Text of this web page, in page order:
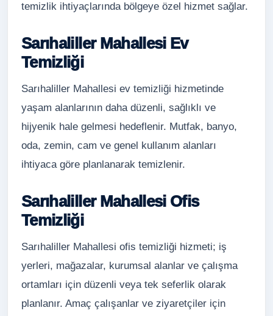
temizlik ihtiyaçlarında bölgeye özel hizmet sağlar.
Sarıhaliller Mahallesi Ev
Temizliği
Sarıhaliller Mahallesi ev temizliği hizmetinde
yaşam alanlarının daha düzenli, sağlıklı ve
hijyenik hale gelmesi hedeflenir. Mutfak, banyo,
oda, zemin, cam ve genel kullanım alanları
ihtiyaca göre planlanarak temizlenir.
Sarıhaliller Mahallesi Ofis
Temizliği
Sarıhaliller Mahallesi ofis temizliği hizmeti; iş
yerleri, mağazalar, kurumsal alanlar ve çalışma
ortamları için düzenli veya tek seferlik olarak
planlanır. Amaç çalışanlar ve ziyaretçiler için